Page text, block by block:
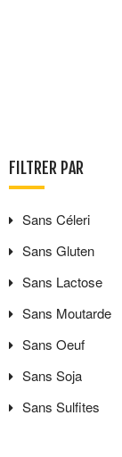
FILTRER PAR
Sans Céleri
Sans Gluten
Sans Lactose
Sans Moutarde
Sans Oeuf
Sans Soja
Sans Sulfites